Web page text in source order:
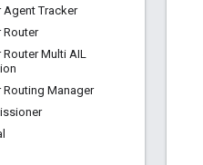
Agent Tracker
Router
Router Multi AIL
Routing Manager